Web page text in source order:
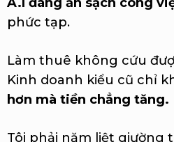
phức tạp.
Làm thuê không cứu
Kinh doanh kiểu cũ chỉ
hơn mà tiền chẳng tăng.
Tôi phải năm liệt giường